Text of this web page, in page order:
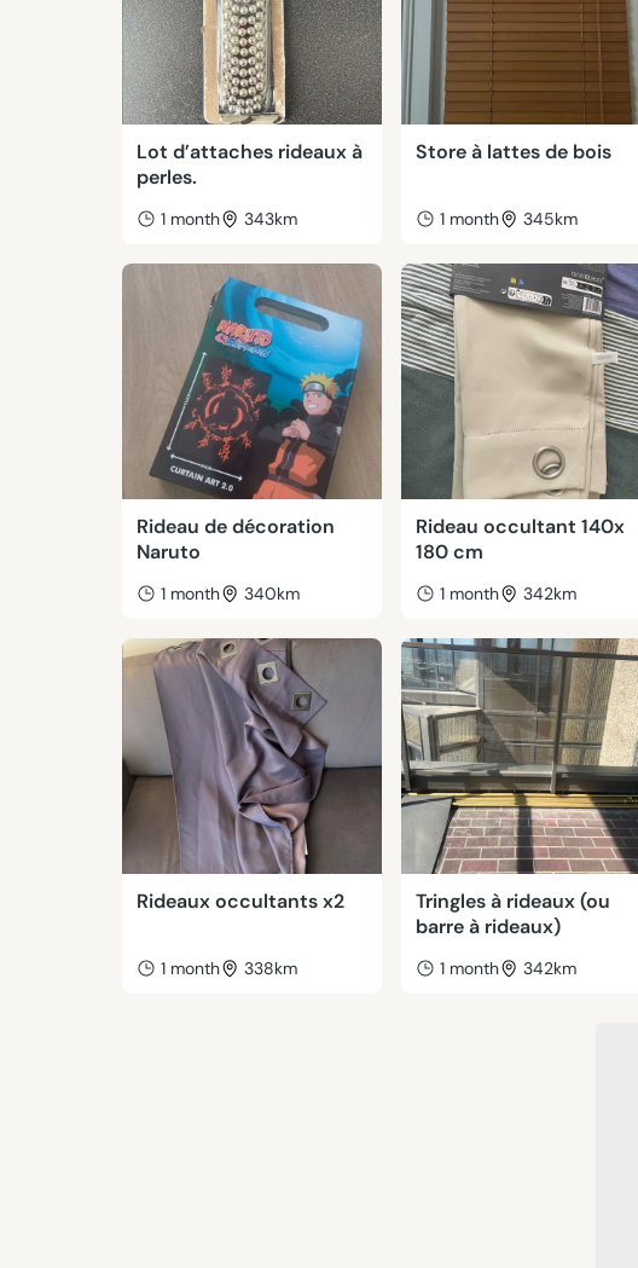
Lot d’attaches rideaux à
perles.
1 month 343km
Store à lattes de bois
1 month 345km
Rideau de décoration
Naruto
1 month 340km
Rideau occultant 140x
180 cm
1 month 342km
Rideaux occultants x2
1 month 338km
Tringles à rideaux (ou
barre à rideaux)
1 month 342km